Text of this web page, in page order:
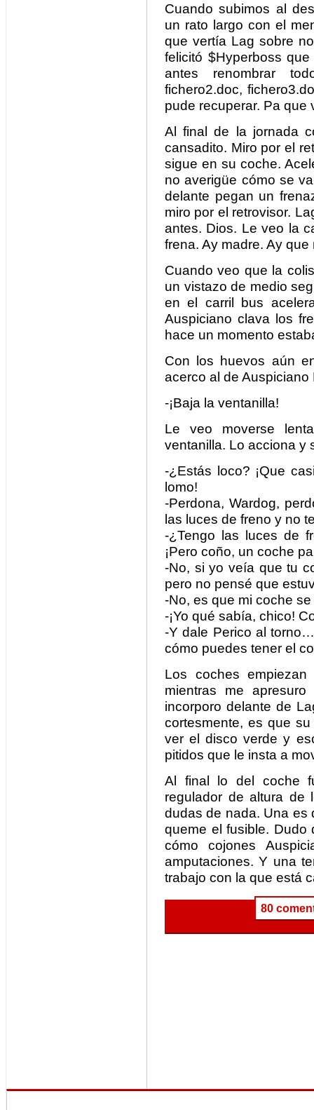
Cuando subimos al
un rato largo con el
que vertía Lag sobre
felicitó $Hyperboss
antes renombrar
fichero2.doc,
pude recuperar. Pa que
Al final de la jornada
cansadito. Miro por el
sigue en su coche.
no averigüe cómo se
delante pegan un
miro por el retrovisor.
antes. Dios. Le veo la
frena. Ay madre. Ay que
Cuando veo que la
un vistazo de medio
en el carril bus
Auspiciano clava los
hace un momento
Con los huevos aún
acerco al de
-¡Baja la ventanilla!
Le veo moverse
ventanilla. Lo acciona y
-¿Estás loco? ¡Que
lomo!
-Perdona, Wardog,
las luces de freno y no
-¿Tengo las luces de
¡Pero coño, un coche
-No, si yo veía que tu
pero no pensé que
-No, es que mi coche
-¡Yo qué sabía, chico!
-Y dale Perico al
cómo puedes tener el
Los coches
mientras me
incorporo delante de
cortesmente, es que
ver el disco verde y
pitidos que le insta a
Al final lo del coche
regulador de altura de
dudas de nada. Una es
queme el fusible. Dudo
cómo cojones
amputaciones. Y una
trabajo con la que está
80